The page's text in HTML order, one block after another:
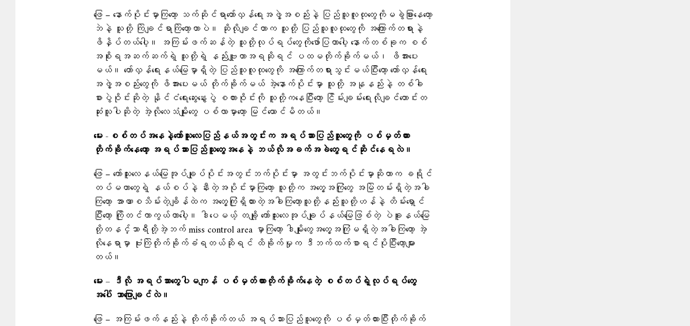
ဖြေ – နောက်ပိုင်းမှာကြတော့ သက်ဆိုင်ရာတော်လှန်ရေးအဖွဲ့အစည်းနဲ့ ပြည်သူလူထုတွေကိုမခွဲခြားနေတော့
ဘဲနဲ့ သူတို့ ကြဲချင်ရာကြဲတော့တာပဲ။ ဆိုလိုချင်တာက သူတို့ ပြည်သူလူထုတွေကို အကြောက်တရားနဲ့
ဖိနှိပ်တယ်ပေါ့။ အကြမ်းဖက်ဆန်တဲ့ သူတို့လုပ်ရပ်တွေကိုဖော်ပြတာပေါ့ နောက်တစ်ခုက စစ်
အစိုးရအဆက်ဆက်ရဲ့ သူတို့ရဲ့ နည်းဗျူဟာအရဆိုရင် ပထမတိုက်ခိုက်မယ်၊ ဖိအားပေး
မယ်။ တော်လှန်ရေးနယ်မြေမှာရှိတဲ့ ပြည်သူလူထုတွေကို အကြောက်တရားသွင်းမယ်ပြီးတော့ တော်လှန်ရေး
အဖွဲ့အစည်းတွေကို ဖိအားပေးမယ် တိုက်ခိုက်မယ် အဲ့နောက်ပိုင်းမှာ သူတို့ အနုနည်းနဲ့ တစ်ခါ
စားပွဲဝိုင်းဆိုတဲ့ နိုင်ငံရေးဆွေးနွေးပွဲ စကားဝိုင်းကို သူတို့ကနေပြီးတော့ ငြိမ်းချမ်းရေးလိုချင်တောင်းတ
ဆုံးသူပါဆိုတဲ့ အဲ့လိုလေသံမျိုးတွေ ပစ်လာမှာတော့ မြင်ယောင်မိတယ်။
မေး -စစ်တပ်အနေနဲ့ကော်သူးလေပြည်နယ်အတွင်းက အရပ်သားပြည်သူတွေကို ပစ်မှတ်ထား
တိုက်ခိုက်နေတော့ အရပ်သားပြည်သူတွေအနေနဲ့ ဘယ်လိုအခက်အခဲ​တွေရင်ဆိုင်နေရလဲ။
ဖြေ – ကော်သူးလေနယ်မြေအုပ်ချုပ်ပိုင်းအတွင်းဘက်ပိုင်းမှာ အတွင်းဘက်ပိုင်းမှာဆိုတာက ခရိုင်
တပ်မဟာတွေရဲ့ နယ်စပ်နဲ့ နီးတဲ့အပိုင်းမှာကြတော့ သူတို့က အတွေ့အကြုံတွေ အမြဲတမ်းရှိတဲ့အခါ
ကြတော့ အာဏာစသိမ်းတဲ့ချိန်ထဲက အတွေ့ကြုံရှိထားတဲ့အခါကြတော့သူတို့နည်းသူတို့ဟန်နဲ့ တိမ်းရှောင်
ပြီးတော့ ကြိုတင်ကာကွယ်တာပေါ့။ ဒါပေမယ့် တချို့ ကော်သူးလေအုပ်ချုပ်နယ်မြေဖြစ်တဲ့ ပဲခူးနယ်မြေ
တို့တနင်္သာရီတို့အဲ့ဘက် miss control area မှာကြတော့ ဒါမျိုးတွေအတွေ့အကြုံမရှိတဲ့အခါကြတော့ အဲ့
လိုနေရာမှာ ဗုံးကြဲတိုက်ခိုက်ခံရတယ်ဆိုရင် ထိခိုက်မှုက ဒီဘက်ထက်စာရင်ပိုပြီးတော့များ
တယ်။
မေး – ဒီလို အရပ်သားတွေပါမကျန် ပစ်မှတ်ထားတိုက်ခိုက်နေတဲ့ စစ်တပ်ရဲ့လုပ်ရပ်တွေ
အပေါ် ဘာပြောချင်လဲ။
ဖြေ – အကြမ်းဖက်နည်းနဲ့ တိုက်ခိုက်တယ် အရပ်သားပြည်သူတွေကို ပစ်မှတ်ထားပြီးတိုက်ခိုက်